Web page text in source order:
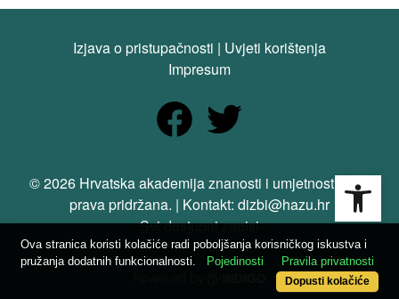
Izjava o pristupačnosti | Uvjeti korištenja
Impresum
© 2026 Hrvatska akademija znanosti i umjetnosti. Sva
prava pridržana. | Kontakt: dizbi@hazu.hr
Svi dostupni zapisi
Ova stranica koristi kolačiće radi poboljšanja korisničkog iskustva i
pružanja dodatnih funkcionalnosti.
Pojedinosti Pravila privatnosti
Dopusti kolačiće